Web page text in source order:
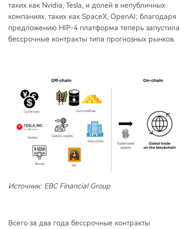
таких как Nvidia, Tesla, и долей в непубличных
компаниях, таких как SpaceX, OpenAI; благодаря
предложению HIP-4 платформа теперь запустила
бессрочные контракты типа прогнозных рынков.
Источник: EBC Financial Group
Всего за два года бессрочные контракты